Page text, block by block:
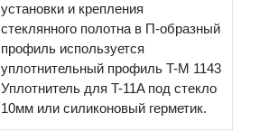
установки и крепления
стеклянного полотна в П-образный
профиль используется
уплотнительный профиль T-M 1143
Уплотнитель для T-11A под стекло
10мм или силиконовый герметик.